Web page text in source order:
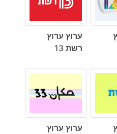
ערוץ ערוץ
רשת 13
ערוץ ערוץ